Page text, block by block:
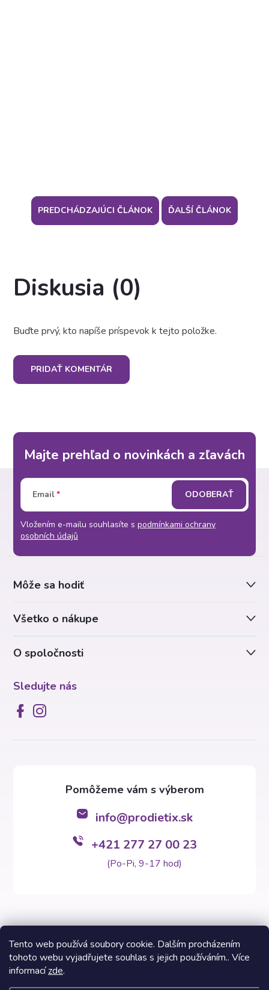
Tento web používá soubory cookie. Dalším procházením
tohoto webu vyjadřujete souhlas s jejich používáním.. Více
informacízde.
PREDCHÁDZAJÚCI ČLÁNOK ĎALŠÍ ČLÁNOK
Diskusia (0)
Buďte prvý, kto napíše príspevok k tejto položke.
PRIDAŤ KOMENTÁR
Majte prehľad o novinkách a zľavách
Email
Vložením e-mailu souhlasíte s podmínkami ochrany
osobních údajů
ODOBERAŤ
O spoločnosti
Sledujte nás
Môže sa hodiť
Všetko o nákupe
info@prodietix.sk
+421 277 27 00 23
(Po-Pi, 9-17 hod)
Copyright 2026